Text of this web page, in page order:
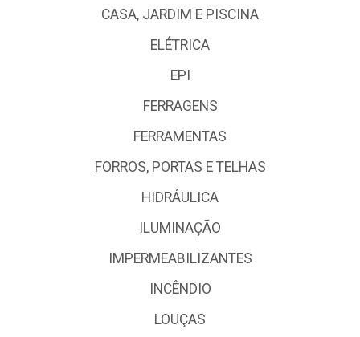
CASA, JARDIM E PISCINA
ELÉTRICA
EPI
FERRAGENS
FERRAMENTAS
FORROS, PORTAS E TELHAS
HIDRÁULICA
ILUMINAÇÃO
IMPERMEABILIZANTES
INCÊNDIO
LOUÇAS